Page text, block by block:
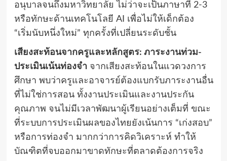
อนุบาลจนถึงมหาวิทยาลัย ไม่ว่าจะเป็นภาษาที่ 2-3
หรือทักษะด้านเทคโนโลยี AI เพื่อไม่ให้เด็กต้อง
“เริ่มนับหนึ่งใหม่” ทุกครั้งที่เปลี่ยนระดับชั้น
เสียงสะท้อนจากครูและหลักสูตร: ภาระงานท่วม-
ประเมินเน้นท่องจำจากเสียงสะท้อนในแวดวงการ
ศึกษา พบว่าครูและอาจารย์ต้องแบกรับภาระงานอื่น
ที่ไม่ใช่การสอน ทั้งงานประเมินและงานประกัน
คุณภาพ จนไม่มีเวลาพัฒนาผู้เรียนอย่างเต็มที่ ขณะ
ที่ระบบการประเมินผลของไทยยังเน้นการ “เก่งสอบ”
หรือการท่องจำ มากกว่าการคิดวิเคราะห์ ทำให้
บัณฑิตที่จบออกมาขาดทักษะที่ตลาดต้องการจริง